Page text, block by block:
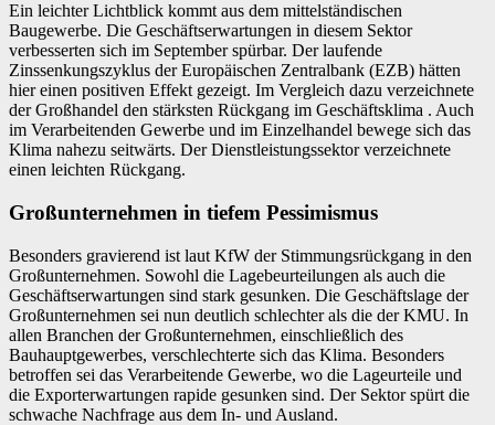
Ein leichter Lichtblick kommt aus dem mittelständischen
Baugewerbe. Die Geschäftserwartungen in diesem Sektor
verbesserten sich im September spürbar. Der laufende
Zinssenkungszyklus der Europäischen Zentralbank (EZB) hätten
hier einen positiven Effekt gezeigt. Im Vergleich dazu verzeichnete
der Großhandel den stärksten Rückgang im Geschäftsklima . Auch
im Verarbeitenden Gewerbe und im Einzelhandel bewege sich das
Klima nahezu seitwärts. Der Dienstleistungssektor verzeichnete
einen leichten Rückgang.
Großunternehmen in tiefem Pessimismus
Besonders gravierend ist laut KfW der Stimmungsrückgang in den
Großunternehmen. Sowohl die Lagebeurteilungen als auch die
Geschäftserwartungen sind stark gesunken. Die Geschäftslage der
Großunternehmen sei nun deutlich schlechter als die der KMU. In
allen Branchen der Großunternehmen, einschließlich des
Bauhauptgewerbes, verschlechterte sich das Klima. Besonders
betroffen sei das Verarbeitende Gewerbe, wo die Lageurteile und
die Exporterwartungen rapide gesunken sind. Der Sektor spürt die
schwache Nachfrage aus dem In- und Ausland.